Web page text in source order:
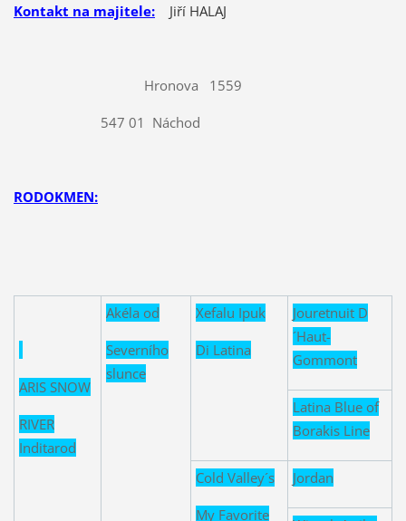
Kontakt na majitele:Jiří HALAJ
Hronova 1559
547 01 Náchod
RODOKMEN:
ARIS SNOW
RIVER
Inditarod
Akéla od
Severního
slunce
Xefalu Ipuk
Di Latina
Jouretnuit D
´Haut-
Gommont
Latina Blue of
Borakis Line
Cold Valley´s
My Favorite
Jordan